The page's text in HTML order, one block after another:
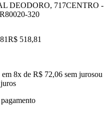
DEODORO, 717CENTRO -
80020-320
R$ 518,81
8x de R$ 72,06 sem jurosou